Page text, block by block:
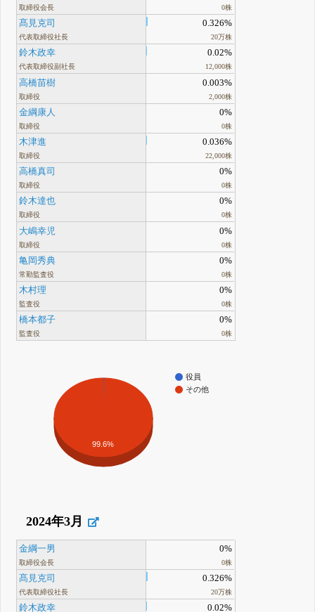
取締役会長 0株
髙見克司
代表取締役社長
0.326%
20万株
鈴木政幸
代表取締役副社長
0.02%
12,000株
高橋苗樹
取締役
0.003%
2,000株
金綱康人
取締役
0%
0株
木津進
取締役
0.036%
22,000株
高橋真司
取締役
0%
0株
鈴木達也
取締役
0%
0株
大嶋幸児
取締役
0%
0株
亀岡秀典
常勤監査役
0%
0株
木村理
監査役
0%
0株
橋本都子
監査役
0%
0株
役員
その他
99.6%
2024年3月
金綱一男
取締役会長
0%
0株
髙見克司
代表取締役社長
0.326%
20万株
鈴木政幸 0.02%